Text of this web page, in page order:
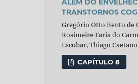
TRANSTORNOS
Gregório Otto Bento de
Rosimeire Faria do
Escobar, Thiago
CAPÍTULO 8